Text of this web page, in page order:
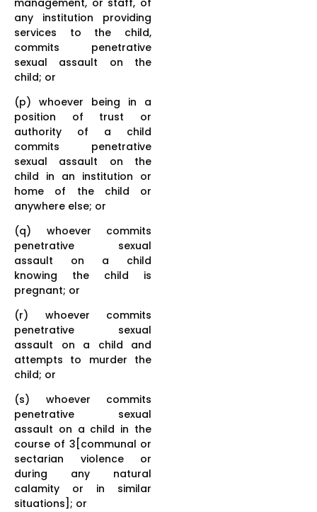
any institution providing
services to the child,
commits penetrative
sexual assault on the
child; or
(p) whoever being in a
position of trust or
authority of a child
commits penetrative
sexual assault on the
child in an institution or
home of the child or
anywhere else; or
(q) whoever commits
penetrative sexual
assault on a child
knowing the child is
pregnant; or
(r) whoever commits
penetrative sexual
assault on a child and
attempts to murder the
child; or
(s) whoever commits
penetrative sexual
assault on a child in the
course of 3[communal or
sectarian violence or
during any natural
calamity or in similar
situations]; or